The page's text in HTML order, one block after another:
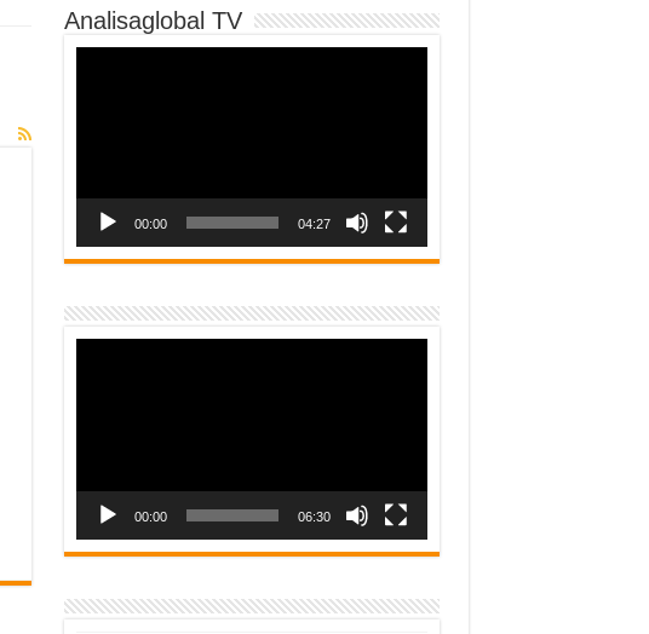
Analisaglobal TV
00:00 04:27
00:00 06:30